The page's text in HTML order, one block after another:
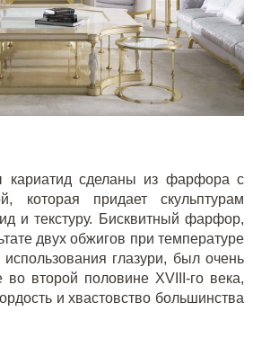
кариатид сделаны из фарфора с
которая придает скульптурам
и текстуру. Бисквитный фарфор,
двух обжигов при температуре
глазури, был очень
во второй половине XVIII -го века,
и хвастовство большинства